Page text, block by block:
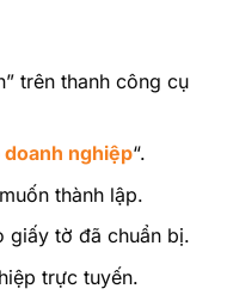
trên thanh công cụ
nghiệp“.
thành lập.
giấy tờ đã chuẩn bị.
trực tuyến.